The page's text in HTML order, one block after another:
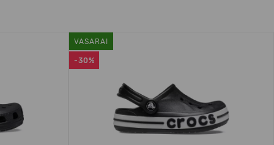
-30%
VASARAI